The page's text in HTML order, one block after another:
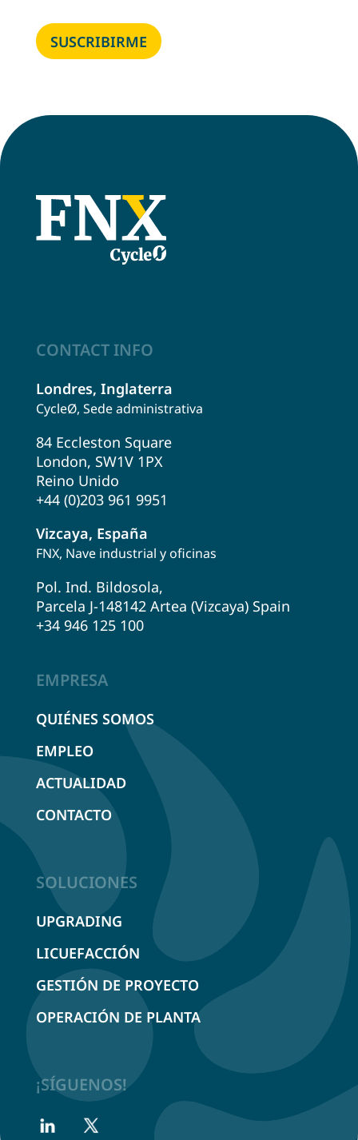
CONTACT INFO
Londres, Inglaterra
CycleØ, Sede administrativa
84 Eccleston Square
London, SW1V 1PX
Reino Unido
+44 (0)203 961 9951
Vizcaya, España
FNX, Nave industrial y oficinas
Pol. Ind. Bildosola,
Parcela J-148142 Artea (Vizcaya) Spain
+34 946 125 100
EMPRESA
QUIÉNES SOMOS
EMPLEO
ACTUALIDAD
CONTACTO
SOLUCIONES
UPGRADING
LICUEFACCIÓN
GESTIÓN DE PROYECTO
OPERACIÓN DE PLANTA
¡SÍGUENOS!